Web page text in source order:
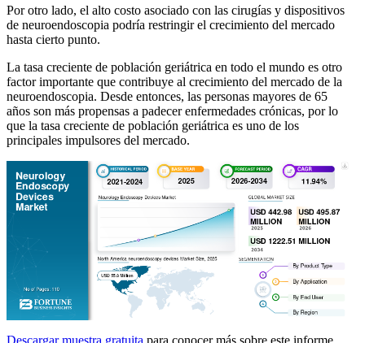
Por otro lado, el alto costo asociado con las cirugías y dispositivos
de neuroendoscopia podría restringir el crecimiento del mercado
hasta cierto punto.
La tasa creciente de población geriátrica en todo el mundo es otro
factor importante que contribuye al crecimiento del mercado de la
neuroendoscopia. Desde entonces, las personas mayores de 65
años son más propensas a padecer enfermedades crónicas, por lo
que la tasa creciente de población geriátrica es uno de los
principales impulsores del mercado.